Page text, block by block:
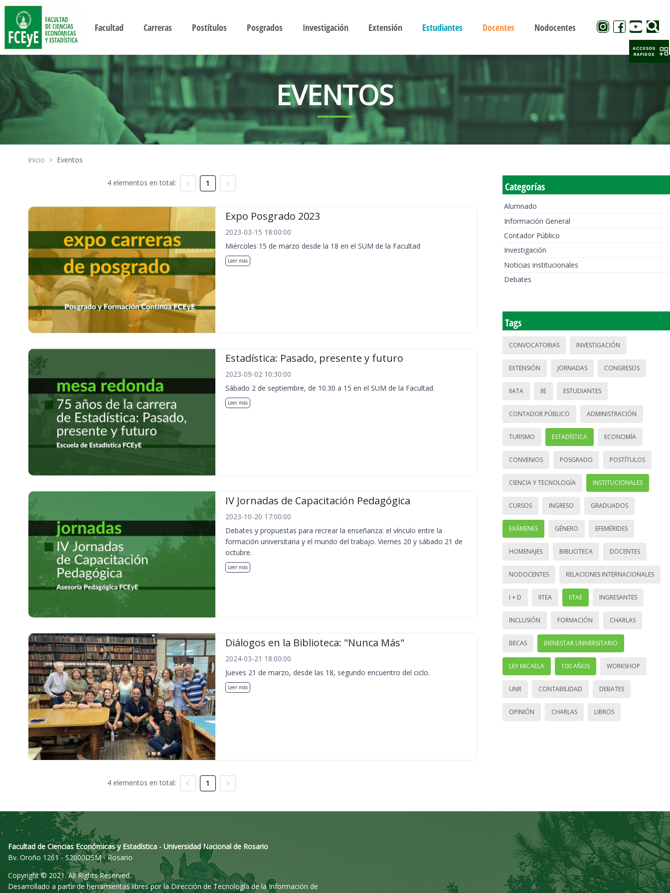
Facultad Carreras Postítulos Posgrados Investigación Extensión Estudiantes Docentes Nodocentes
EVENTOS
Inicio > Eventos
4 elementos en total: 1
Expo Posgrado 2023
2023-03-15 18:00:00
Miércoles 15 de marzo desde la 18 en el SUM de la Facultad
Leer más
Estadística: Pasado, presente y futuro
2023-09-02 10:30:00
Sábado 2 de septiembre, de 10.30 a 15 en el SUM de la Facultad.
Leer más
IV Jornadas de Capacitación Pedagógica
2023-10-20 17:00:00
Debates y propuestas para recrear la enseñanza: el vínculo entre la
formación universitaria y el mundo del trabajo. Viernes 20 y sábado 21 de
octubre.
Leer más
Diálogos en la Biblioteca: "Nunca Más"
2024-03-21 18:00:00
Jueves 21 de marzo, desde las 18, segundo encuentro del ciclo.
Leer más
4 elementos en total: 1
Categorías
Alumnado
Información General
Contador Público
Investigación
Noticias institucionales
Debates
Tags
CONVOCATORIAS INVESTIGACIÓN
EXTENSIÓN JORNADAS CONGRESOS
IIATA IIE ESTUDIANTES
CONTADOR PÚBLICO ADMINISTRACIÓN
TURISMO ESTADÍSTICA ECONOMÍA
CONVENIOS POSGRADO POSTÍTULOS
CIENCIA Y TECNOLOGÍA INSTITUCIONALES
CURSOS INGRESO GRADUADOS
EXÁMENES GÉNERO EFEMÉRIDES
HOMENAJES BIBLIOTECA DOCENTES
NODOCENTES RELACIONES INTERNACIONALES
I + D IITEA IITAE INGRESANTES
INCLUSIÓN FORMACIÓN CHARLAS
BECAS BIENESTAR UNIVERSITARIO
LEY MICAELA 100 AÑOS WORKSHOP
UNR CONTABILIDAD DEBATES
OPINIÓN CHARLAS LIBROS
Facultad de Ciencias Económicas y Estadística - Universidad Nacional de Rosario
Bv. Oroño 1261 - S2000DSM - Rosario
Copyright © 2021. All Rights Reserved.
Desarrollado a partir de herramientas libres por la Dirección de Tecnología de la Información de
ACCESOS
RAPIDOS